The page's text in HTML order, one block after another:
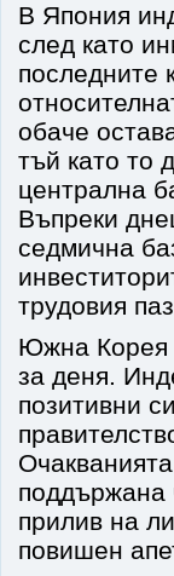
В Япония
след като
последните
обаче
тъй като то
централна
Въпреки
седмична
трудовия
Южна Корея
за деня.
позитивни
поддържана
прилив на
повишен